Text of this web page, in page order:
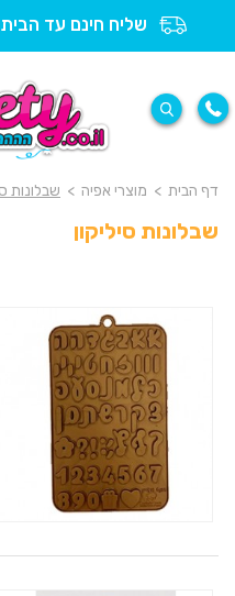
שליח חינם עד הבית
דף הבית > מוצרי אפיה > שבלונות
שבלונות סיליקון